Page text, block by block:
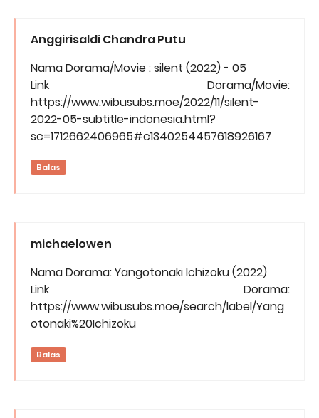
Anggirisaldi Chandra Putu
Nama Dorama/Movie : silent (2022) - 05
Link Dorama/Movie:
https://www.wibusubs.moe/2022/11/silent-
2022-05-subtitle-indonesia.html?
sc=1712662406965#c1340254457618926167
Balas
michaelowen
Nama Dorama: Yangotonaki Ichizoku (2022)
Link Dorama:
https://www.wibusubs.moe/search/label/Yang
otonaki%20Ichizoku
Balas